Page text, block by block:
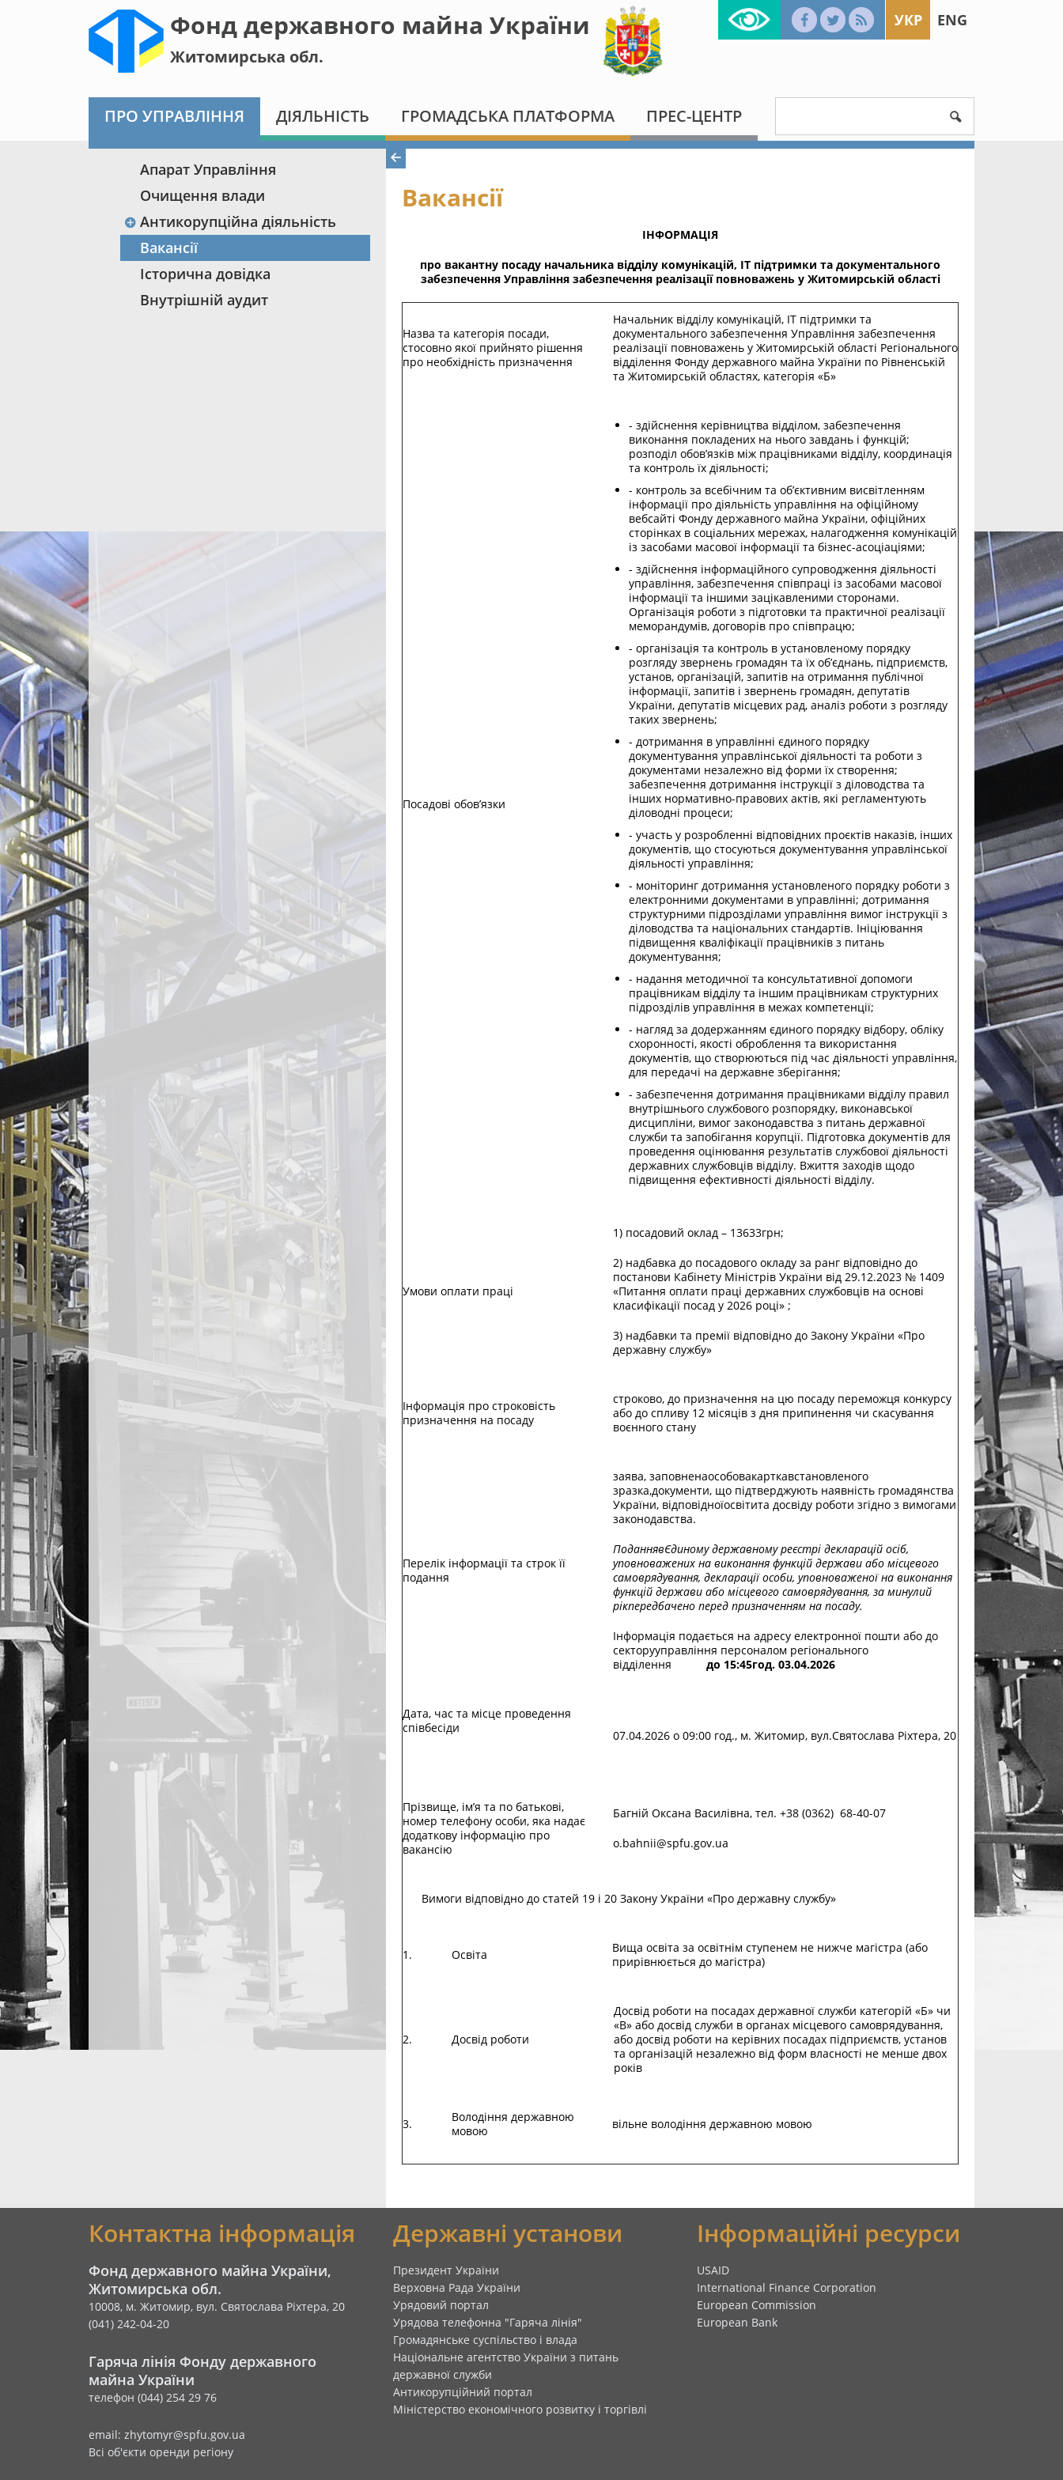
Фонд державного майна України
Житомирська обл.
УКР ENG
ПРО УПРАВЛІННЯ ДІЯЛЬНІСТЬ ГРОМАДСЬКА ПЛАТФОРМА ПРЕС-ЦЕНТР
Апарат Управління
Очищення влади
Антикорупційна діяльність
Вакансії
Історична довідка
Внутрішній аудит
Вакансії
ІНФОРМАЦІЯ
про вакантну посаду начальника відділу комунікацій, ІТ підтримки та документального
забезпечення Управління забезпечення реалізації повноважень у Житомирській області
Назва та категорія посади,
стосовно якої прийнято рішення
про необхідність призначення
Начальник відділу комунікацій, ІТ підтримки та
документального забезпечення Управління забезпечення
реалізації повноважень у Житомирській області Регіонального
відділення Фонду державного майна України по Рівненській
та Житомирській областях, категорія «Б»
Посадові обов’язки
- здійснення керівництва відділом, забезпечення
виконання покладених на нього завдань і функцій;
розподіл обов’язків між працівниками відділу, координація
та контроль їх діяльності;
- контроль за всебічним та об’єктивним висвітленням
інформації про діяльність управління на офіційному
вебсайті Фонду державного майна України, офіційних
сторінках в соціальних мережах, налагодження комунікацій
із засобами масової інформації та бізнес-асоціаціями;
- здійснення інформаційного супроводження діяльності
управління, забезпечення співпраці із засобами масової
інформації та іншими зацікавленими сторонами.
Організація роботи з підготовки та практичної реалізації
меморандумів, договорів про співпрацю;
- організація та контроль в установленому порядку
розгляду звернень громадян та їх об’єднань, підприємств,
установ, організацій, запитів на отримання публічної
інформації, запитів і звернень громадян, депутатів
України, депутатів місцевих рад, аналіз роботи з розгляду
таких звернень;
- дотримання в управлінні єдиного порядку
документування управлінської діяльності та роботи з
документами незалежно від форми їх створення;
забезпечення дотримання інструкції з діловодства та
інших нормативно-правових актів, які регламентують
діловодні процеси;
- участь у розробленні відповідних проєктів наказів, інших
документів, що стосуються документування управлінської
діяльності управління;
- моніторинг дотримання установленого порядку роботи з
електронними документами в управлінні; дотримання
структурними підрозділами управління вимог інструкції з
діловодства та національних стандартів. Ініціювання
підвищення кваліфікації працівників з питань
документування;
- надання методичної та консультативної допомоги
працівникам відділу та іншим працівникам структурних
підрозділів управління в межах компетенції;
- нагляд за додержанням єдиного порядку відбору, обліку
схоронності, якості оброблення та використання
документів, що створюються під час діяльності управління,
для передачі на державне зберігання;
- забезпечення дотримання працівниками відділу правил
внутрішнього службового розпорядку, виконавської
дисципліни, вимог законодавства з питань державної
служби та запобігання корупції. Підготовка документів для
проведення оцінювання результатів службової діяльності
державних службовців відділу. Вжиття заходів щодо
підвищення ефективності діяльності відділу.
Умови оплати праці
1) посадовий оклад – 13633грн;
2) надбавка до посадового окладу за ранг відповідно до
постанови Кабінету Міністрів України від 29.12.2023 № 1409
«Питання оплати праці державних службовців на основі
класифікації посад у 2026 році» ;
3) надбавки та премії відповідно до Закону України «Про
державну службу»
Інформація про строковість
призначення на посаду
строково, до призначення на цю посаду переможця конкурсу
або до спливу 12 місяців з дня припинення чи скасування
воєнного стану
Перелік інформації та строк її
подання
заява, заповненаособовакарткавстановленого
зразка,документи, що підтверджують наявність громадянства
України, відповідноїосвітита досвіду роботи згідно з вимогами
законодавства.
ПоданнявЄдиному державному реєстрі декларацій осіб,
уповноважених на виконання функцій держави або місцевого
самоврядування, декларації особи, уповноваженої на виконання
функцій держави або місцевого самоврядування, за минулий
рікпередбачено перед призначенням на посаду.
Інформація подається на адресу електронної пошти або до
секторууправління персоналом регіонального
відділення до 15:45год. 03.04.2026
Дата, час та місце проведення
співбесіди
07.04.2026 о 09:00 год., м. Житомир, вул.Святослава Ріхтера, 20
Прізвище, ім’я та по батькові,
номер телефону особи, яка надає
додаткову інформацію про
вакансію
Багній Оксана Василівна, тел. +38 (0362) 68-40-07
o.bahnii@spfu.gov.ua
Вимоги відповідно до статей 19 і 20 Закону України «Про державну службу»
1. Освіта
Вища освіта за освітнім ступенем не нижче магістра (або
прирівнюється до магістра)
2. Досвід роботи
Досвід роботи на посадах державної служби категорій «Б» чи
«В» або досвід служби в органах місцевого самоврядування,
або досвід роботи на керівних посадах підприємств, установ
та організацій незалежно від форм власності не менше двох
років
3.
Володіння державною
мовою
вільне володіння державною мовою
Контактна інформація
Фонд державного майна України,
Житомирська обл.
10008, м. Житомир, вул. Святослава Ріхтера, 20
(041) 242-04-20
Гаряча лінія Фонду державного
майна України
телефон (044) 254 29 76
email: zhytomyr@spfu.gov.ua
Всі об'єкти оренди регіону
Державні установи
Президент України
Верховна Рада України
Урядовий портал
Урядова телефонна "Гаряча лінія"
Громадянське суспільство і влада
Національне агентство України з питань
державної служби
Антикорупційний портал
Міністерство економічного розвитку і торгівлі
Інформаційні ресурси
USAID
International Finance Corporation
European Commission
European Bank